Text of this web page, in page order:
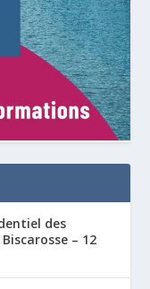
des
– 12